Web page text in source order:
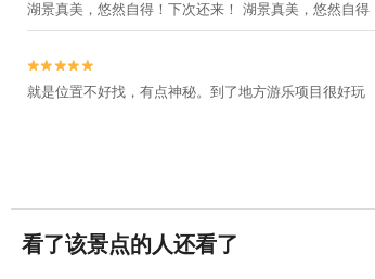
湖景真美，悠然自得！下次还来！ 湖景真美，悠然自


就是位置不好找，有点神秘。到了地方游乐项目很好玩
看了该景点的人还看了